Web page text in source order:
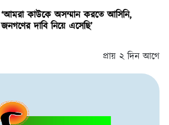
‘আমরা কাউকে অসম্মান করতে আসিনি,
জনগণের দাবি নিয়ে এসেছি’
প্রায় ২ দিন আগে